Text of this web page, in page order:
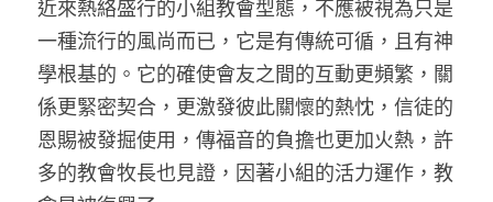
近來熱絡盛行的小組教會型態，不應被視為只是
一種流行的風尚而已，它是有傳統可循，且有神
學根基的。它的確使會友之間的互動更頻繁，關
係更緊密契合，更激發彼此關懷的熱忱，信徒的
恩賜被發掘使用，傳福音的負擔也更加火熱，許
多的教會牧長也見證，因著小組的活力運作，教